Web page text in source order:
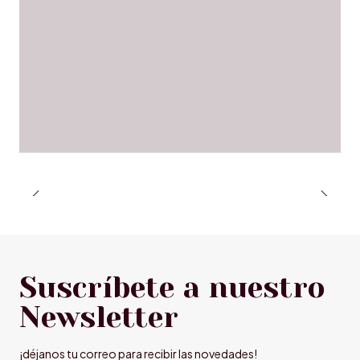
Suscríbete a nuestro
Newsletter
¡déjanos tu correo para recibir las novedades!